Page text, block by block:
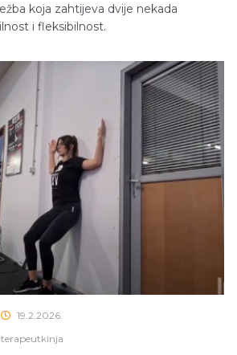
koja zahtijeva dvije nekada
i fleksibilnost.
19.2.2026.